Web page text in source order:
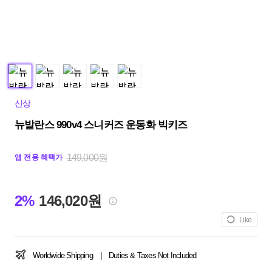
신상
뉴발란스 990v4 스니커즈 운동화 빅키즈
앱 전용 혜택가 149,000원
2% 146,020원
Like
Worldwide Shipping Duties & Taxes Not Included